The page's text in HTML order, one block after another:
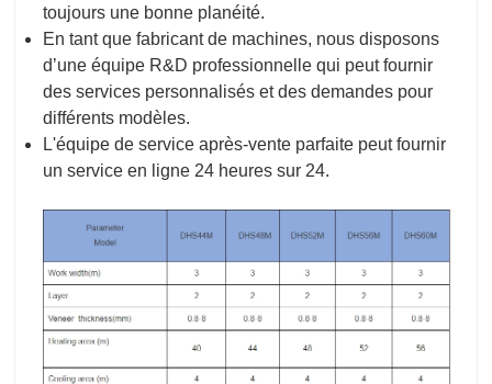
toujours une bonne planéité.
En tant que fabricant de machines, nous disposons
d’une équipe R&D professionnelle qui peut fournir
des services personnalisés et des demandes pour
différents modèles.
L'équipe de service après-vente parfaite peut fournir
un service en ligne 24 heures sur 24.